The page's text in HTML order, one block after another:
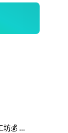
Hunter X 獵人商學院｜套利工坊💰 & 實戰策略🎯